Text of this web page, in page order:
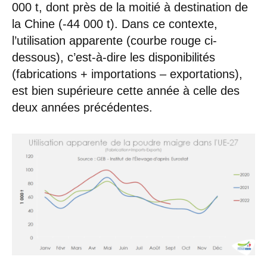
000 t, dont près de la moitié à destination de
la Chine (-44 000 t). Dans ce contexte,
l’utilisation apparente (courbe rouge ci-
dessous), c’est-à-dire les disponibilités
(fabrications + importations – exportations),
est bien supérieure cette année à celle des
deux années précédentes.